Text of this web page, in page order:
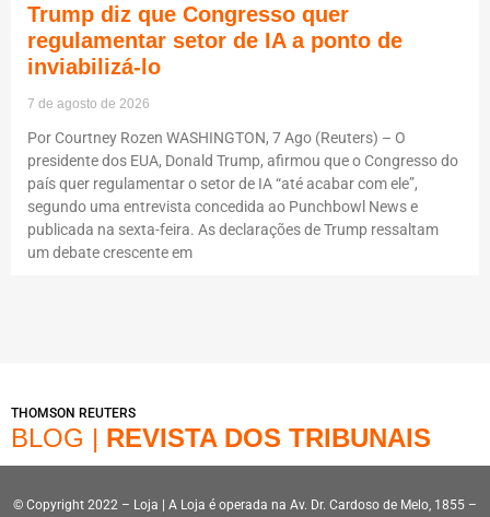
Trump diz que Congresso quer
regulamentar setor de IA a ponto de
inviabilizá-lo
7 de agosto de 2026
Por Courtney Rozen WASHINGTON, 7 Ago (Reuters) – O
presidente dos EUA, Donald Trump, afirmou que o Congresso do
país quer regulamentar o setor de IA “até acabar com ele”,
segundo uma entrevista concedida ao Punchbowl News e
publicada na sexta-feira. As declarações de Trump ressaltam
um debate crescente em
THOMSON REUTERS
BLOG | REVISTA DOS TRIBUNAIS
© Copyright 2022 – Loja | A Loja é operada na Av. Dr. Cardoso de Melo, 1855 –